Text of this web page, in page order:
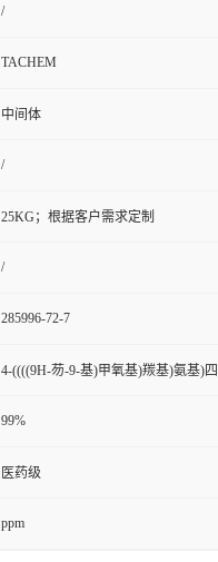
/
TACHEM
中间体
/
25KG；根据客户需求定制
/
285996-72-7
4-((((9H-芴-9-基)甲氧基)羰基)氨基)
99%
医药级
ppm